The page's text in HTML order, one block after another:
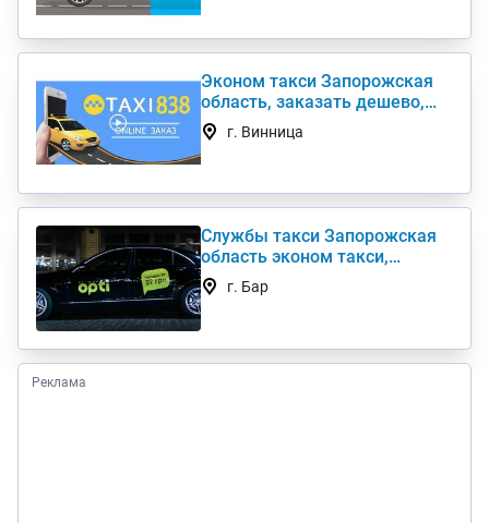
Эконом такси Запорожская
область, заказать дешево,
телефоны такси недорого
г. Винница
Службы такси Запорожская
область эконом такси,
вызвать такси недорого
г. Бар
Реклама